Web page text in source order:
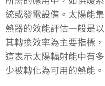
統或發電設備。太陽能集
熱器的效能評估一般是以
其轉換效率為主要指標，
這表示太陽輻射能中有多
少被轉化為可用的熱能。